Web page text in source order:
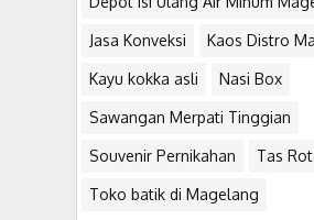
Jasa Konveksi Kaos Distro
Kayu kokka asli Nasi Box
Sawangan Merpati Tinggian
Souvenir Pernikahan Tas
Toko batik di Magelang